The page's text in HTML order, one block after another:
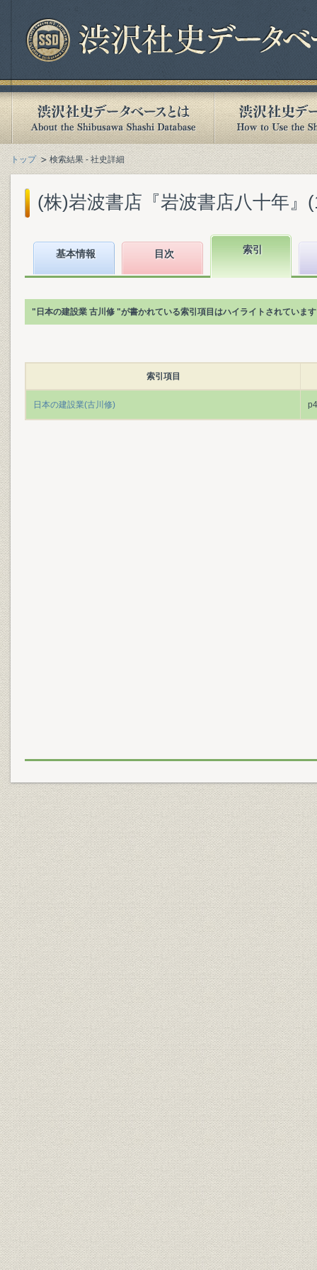
トップ 検索結果 - 社史詳細
(株)岩波書店『岩波書店八十年』
基本情報 目次 索引
"日本の建設業 古川修 "が書かれている索引項目はハイライトされていま
索引項目
日本の建設業(古川修)